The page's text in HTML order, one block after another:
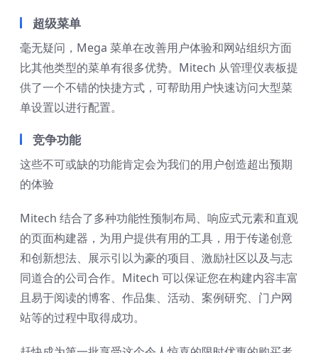
超级菜单
毫无疑问，Mega 菜单在改善用户体验和网站组织方面
比其他类型的菜单有很多优势。Mitech 从管理仪表板提
供了一个不错的快捷方式，可帮助用户快速访问大型菜
单设置以进行配置。
竞争功能
这些不可或缺的功能肯定会为我们的用户创造超出预期
的体验
Mitech 结合了多种功能性预制布局、响应式元素和直观
的页面构建器，为用户提供有用的工具，用于传递创意
和创新想法、展示引以为豪的项目、激励社区以及与志
同道合的公司合作。Mitech 可以保证您在构建内容丰富
且易于阅读的博客、作品集、活动、案例研究、门户网
站等的过程中取得成功。